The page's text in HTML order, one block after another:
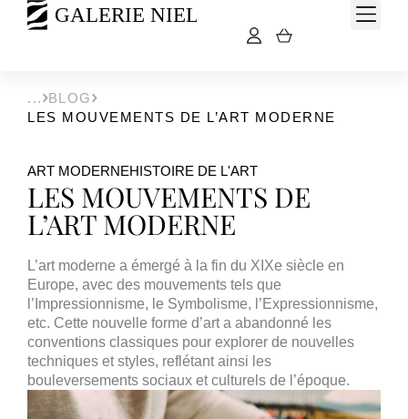
BLOG
LES MOUVEMENTS DE L’ART MODERNE
ART MODERNEHISTOIRE DE L'ART
LES MOUVEMENTS DE
L’ART MODERNE
L’art moderne a émergé à la fin du XIXe siècle en
Europe, avec des mouvements tels que
l’Impressionnisme, le Symbolisme, l’Expressionnisme,
etc. Cette nouvelle forme d’art a abandonné les
conventions classiques pour explorer de nouvelles
techniques et styles, reflétant ainsi les
bouleversements sociaux et culturels de l’époque.